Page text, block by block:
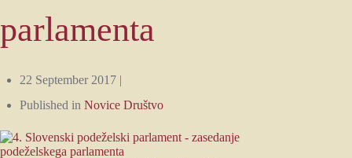
parlamenta
22 September 2017 |
Published in Novice Društvo